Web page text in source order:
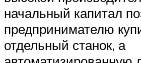
начальный капитал
предпринимателю
отдельный станок, а